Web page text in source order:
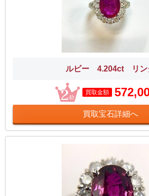
ルビー 4.204ct リン
買取金額
買取宝石詳細へ